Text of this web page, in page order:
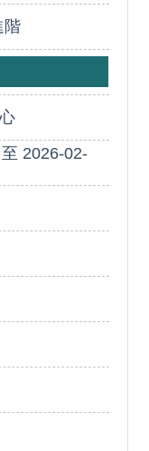
階
2026-02-